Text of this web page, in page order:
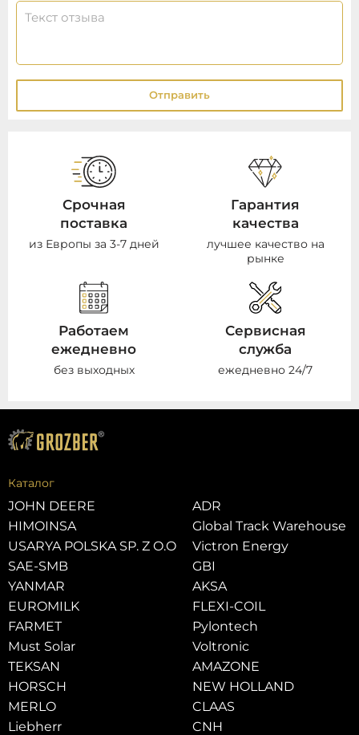
Отправить
Срочная
поставка
из Европы за 3-7 дней
Гарантия
качества
лучшее качество на
рынке
Работаем
ежедневно
без выходных
Сервисная
служба
ежедневно 24/7
Каталог
JOHN DEERE
HIMOINSA
USARYA POLSKA SP. Z O.O
SAE-SMB
YANMAR
EUROMILK
FARMET
Must Solar
TEKSAN
HORSCH
MERLO
Liebherr
ADR
Global Track Warehouse
Victron Energy
GBI
AKSA
FLEXI-COIL
Pylontech
Voltronic
AMAZONE
NEW HOLLAND
CLAAS
CNH